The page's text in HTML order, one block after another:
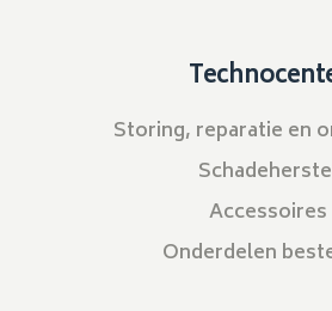
Storing, reparatie en
Accessoires
Onderdelen